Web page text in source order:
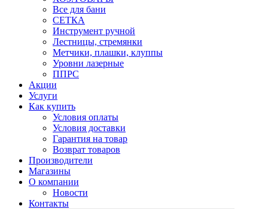
Все для бани
СЕТКА
Инструмент ручной
Лестницы, стремянки
Метчики, плашки, клуппы
Уровни лазерные
ППРС
Акции
Услуги
Как купить
Условия оплаты
Условия доставки
Гарантия на товар
Возврат товаров
Производители
Магазины
О компании
Новости
Контакты